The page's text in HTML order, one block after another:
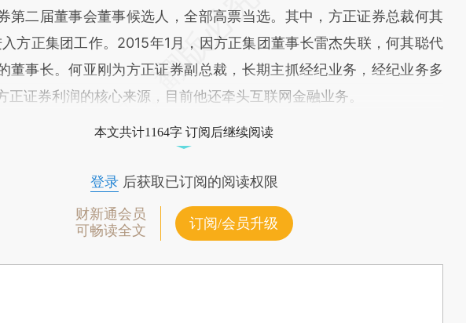
第二届董事会董事候选人，全部高票当选。其中，方正证券总裁何其
方正集团工作。2015年1月，因方正集团董事长雷杰失联，何其聪代
董事长。何亚刚为方正证券副总裁，长期主抓经纪业务，经纪业务多
正证券利润的核心来源，目前他还牵头互联网金融业务。
本文共计1164字 订阅后继续阅读
登录后获取已订阅的阅读权限
财新通会员
可畅读全文
订阅/会员升级